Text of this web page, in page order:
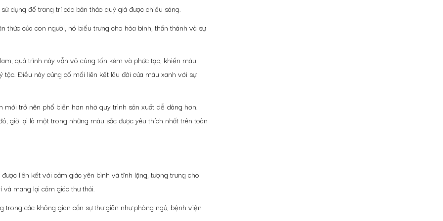
dụng để trang trí các bản thảo quý giá được chiếu sáng.
của con người, nó biểu trưng cho hòa bình, thần thánh và sự
quá trình này vẫn vô cùng tốn kém và phức tạp, khiến màu
Điều này củng cố mối liên kết lâu đời của màu xanh với sự
trở nên phổ biến hơn nhờ quy trình sản xuất dễ dàng hơn.
giờ lại là một trong những màu sắc được yêu thích nhất trên toàn
liên kết với cảm giác yên bình và tĩnh lặng, tượng trưng cho
mang lại cảm giác thư thái.
các không gian cần sự thư giãn như phòng ngủ, bệnh viện